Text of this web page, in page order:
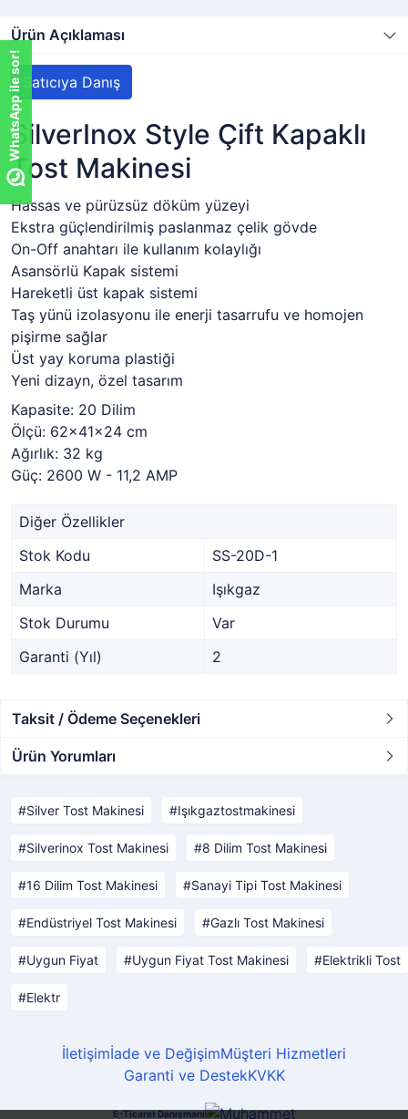
Ürün Açıklaması
Satıcıya Danış
SilverInox Style Çift Kapaklı
Tost Makinesi
Hassas ve pürüzsüz döküm yüzeyi
Ekstra güçlendirilmiş paslanmaz çelik gövde
On-Off anahtarı ile kullanım kolaylığı
Asansörlü Kapak sistemi
Hareketli üst kapak sistemi
Taş yünü izolasyonu ile enerji tasarrufu ve homojen
pişirme sağlar
Üst yay koruma plastiği
Yeni dizayn, özel tasarım
Kapasite: 20 Dilim
Ölçü: 62x41x24 cm
Ağırlık: 32 kg
Güç: 2600 W - 11,2 AMP
Diğer Özellikler
Stok Kodu
SS-20D-1
Marka
Işıkgaz
Stok Durumu
Var
Garanti (Yıl)
2
Taksit / Ödeme Seçenekleri
Ürün Yorumları
Silver Tost Makinesi Işıkgaztostmakinesi
Silverinox Tost Makinesi 8 Dilim Tost Makinesi
16 Dilim Tost Makinesi Sanayi Tipi Tost Makinesi
Endüstriyel Tost Makinesi Gazlı Tost Makinesi
Uygun Fiyat Uygun Fiyat Tost Makinesi Elektrikli Tost
Elektr
İletişimİade ve DeğişimMüşteri Hizmetleri
Garanti ve DestekKVKK
E-Ticaret Danışmanı
WhatsApp ile sor!